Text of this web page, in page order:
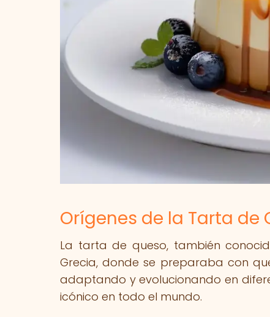
Orígenes de la Tarta de
La tarta de queso, también
Grecia, donde se preparaba con
adaptando y evolucionando en
icónico en todo el mundo.